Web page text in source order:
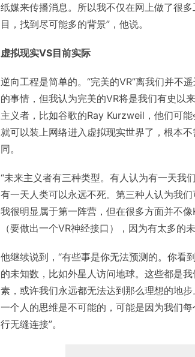
纸媒来传播消息。所以我不仅在网上做了很
目，找到尽可能多的背景”，他说。
虚拟现实VS目前实际
逆向工程是简单的。“完美的VR”离我们并不
的事情，但我认为完美的VR将是我们有史以
主义者，比如谷歌的Ray Kurzweil，他们可
就可以装上网络进入虚拟现实世界了，根本
同。
“未来主义者有三种类型。有人认为有一天我
有一天人类可以永远不死。第三种人认为我
我很明显属于第一阵营，但在很多方面并不
（要做出一个VR神经接口），因为有太多的未
他继续说到，“有些事是你无法预测的。你看
的未知数，比如外星人访问地球。这些都是
素，或许我们永远都无法达到那么理想的地
一个人的思维是不可能的，可能是因为我们
行无缝连接”。